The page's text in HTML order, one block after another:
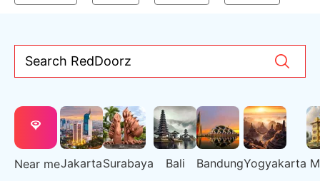
Search RedDoorz
Near meJakartaSurabaya Bali BandungYogyakarta